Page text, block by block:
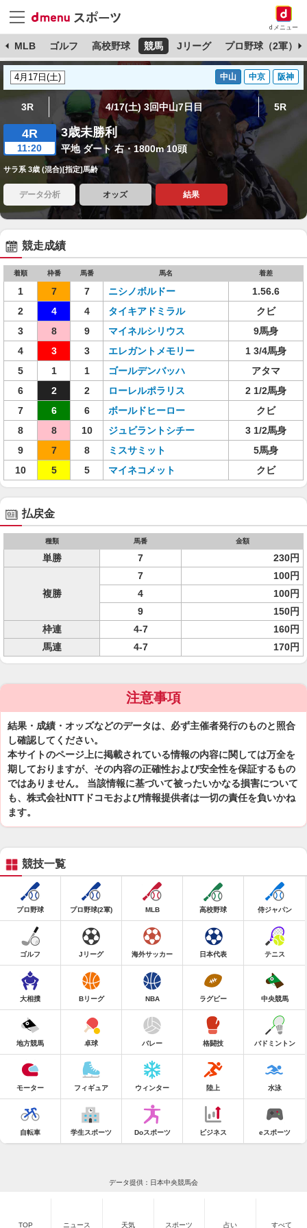
dメニュー
MLB ゴルフ 高校野球 競馬 Jリーグ プロ野球（2軍）
中山 中京 阪神
3R 4/17(土) 3回中山7日目 5R
4R
11:20
3歳未勝利
平地 ダート 右・1800m 10頭
サラ系 3歳 (混合)[指定]馬齢
データ分析 オッズ 結果
競走成績
着順 枠番 馬番 馬名 着差
1 7 7 ニシノボルドー
1.56.6
2
4 4 タイキアドミラル
クビ
3
8 9 マイネルシリウス
9馬身
4
3 3 エレガントメモリー
1 3/4馬身
5
1 1 ゴールデンバッハ
アタマ
6
2 2 ローレルポラリス
2 1/2馬身
7
6 6 ボールドヒーロー
クビ
8
8 10 ジュビラントシチー
3 1/2馬身
9
7 8 ミスサミット
5馬身
10
5 5 マイネコメット クビ
払戻金
種類 馬番 金額
単勝 7 230円
複勝
7
100円
4
100円
9
150円
枠連
4-7
160円
馬連
4-7 170円
注意事項
結果・成績・オッズなどのデータは、必ず主催者発行のものと照合
し確認してください。
本サイトのページ上に掲載されている情報の内容に関しては万全を
期しておりますが、その内容の正確性および安全性を保証するもの
ではありません。 当該情報に基づいて被ったいかなる損害について
も、株式会社NTTドコモおよび情報提供者は一切の責任を負いかね
ます。
競技一覧
プロ野球 プロ野球(2軍) MLB 高校野球 侍ジャパン
ゴルフ Jリーグ 海外サッカー 日本代表 テニス
大相撲 Bリーグ NBA ラグビー 中央競馬
地方競馬 卓球 バレー 格闘技 バドミントン
モーター フィギュア ウィンター 陸上 水泳
自転車 学生スポーツ Doスポーツ ビジネス eスポーツ
データ提供：日本中央競馬会
TOP ニュース 天気 スポーツ 占い すべて